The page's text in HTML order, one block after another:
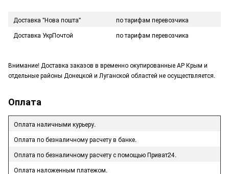
Доставка "Нова пошта"
по тарифам перевозчика
Доставка УкрПочтой
по тарифам перевозчика
Внимание! Доставка заказов в временно окупированные АР Крым и
отдельные районы Донецкой и Луганской областей не осуществляется.
Оплата
Оплата наличными курьеру.
Оплата по безналичному расчету в банке.
Оплата по безналичному расчету с помощью Приват24.
Оплата наложенным платежом.